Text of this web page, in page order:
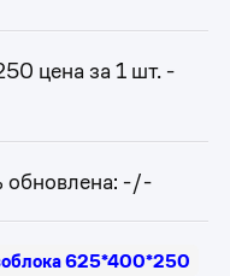
цена за 1 шт. -
обновлена: -/-
625*400*250